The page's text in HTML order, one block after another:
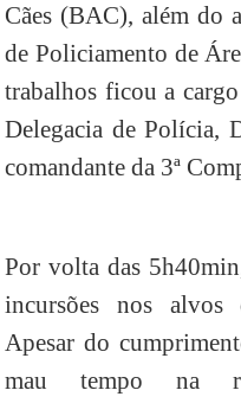
Cães (BAC), além do
de Policiamento de
trabalhos ficou a
Delegacia de Polícia,
comandante da 3ª
Por volta das
incursões nos alvos
Apesar do
mau tempo na